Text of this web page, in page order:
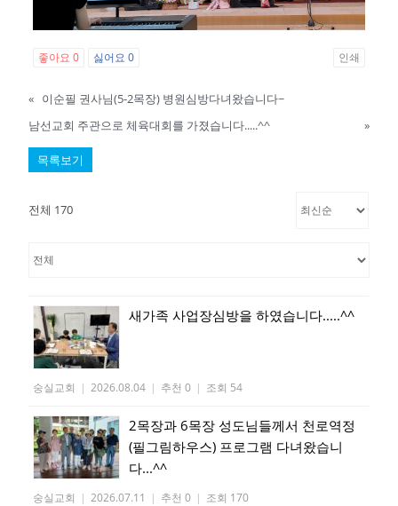
좋아요0 싫어요0 인쇄
« 이순필 권사님(5-2목장) 병원심방다녀왔습니다~
남선교회 주관으로 체육대회를 가졌습니다.....^^
»
목록보기
전체 170
새가족 사업장심방을 하였습니다.....^^
숭실교회 | 2026.08.04 | 추천 0 | 조회 54
2목장과 6목장 성도님들께서 천로역정
(필그림하우스) 프로그램 다녀왔습니
다...^^
숭실교회 | 2026.07.11 | 추천 0 | 조회 170